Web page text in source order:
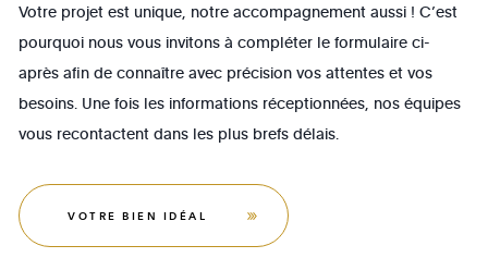
Votre projet est unique, notre accompagnement aussi ! C’est
pourquoi nous vous invitons à compléter le formulaire ci-
après afin de connaître avec précision vos attentes et vos
besoins. Une fois les informations réceptionnées, nos équipes
vous recontactent dans les plus brefs délais.
VOTRE BIEN IDÉAL